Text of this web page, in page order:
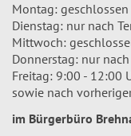
Montag: geschlossen
Dienstag: nur nach
Mittwoch:
Donnerstag: nur
Freitag: 9:00 - 12:00
sowie nach
im Bürgerbüro